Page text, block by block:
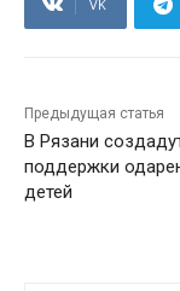
VK
Предыдущая статья
В Рязани
поддержки
детей